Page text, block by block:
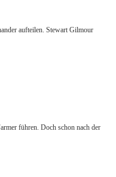
aufteilen. Stewart Gilmour
führen. Doch schon nach der